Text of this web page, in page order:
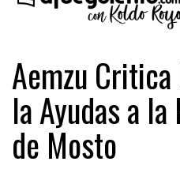
Aemzu
la Ayudas a
de Mosto